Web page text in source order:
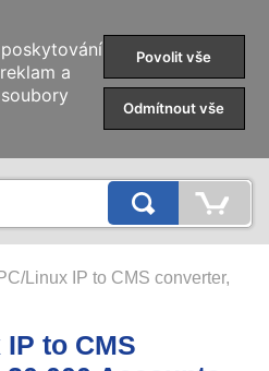
Linux IP to CMS converter,
to CMS
a
Povolit vše
Odmítnout vše